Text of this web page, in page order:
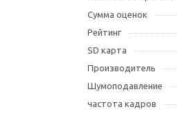
Сумма оценок
Рейтинг
SD карта
Производитель
Шумоподавление
частота кадров